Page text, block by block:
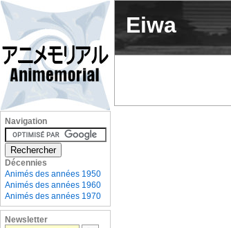
Eiwa
Navigation
Décennies
Animés des années 1950
Animés des années 1960
Animés des années 1970
Newsletter